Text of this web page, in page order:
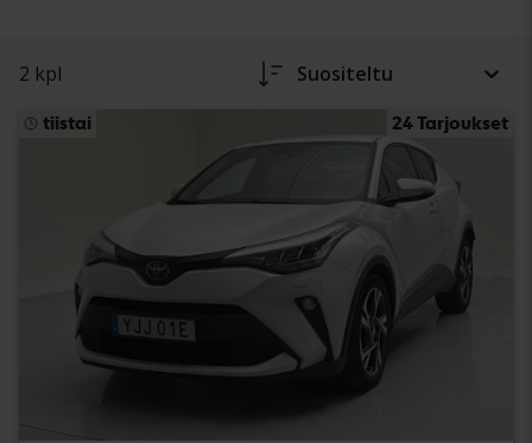
2 kpl Suositeltu
tiistai 24 Tarjoukset